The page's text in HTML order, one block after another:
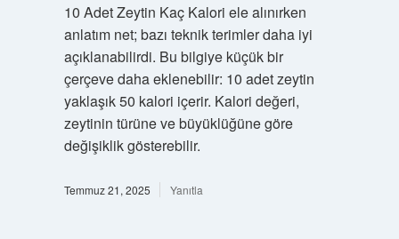
10 Adet Zeytin Kaç Kalori ele alınırken
anlatım net; bazı teknik terimler daha iyi
açıklanabilirdi. Bu bilgiye küçük bir
çerçeve daha eklenebilir: 10 adet zeytin
yaklaşık 50 kalori içerir. Kalori değeri,
zeytinin türüne ve büyüklüğüne göre
değişiklik gösterebilir.
Temmuz 21, 2025 Yanıtla